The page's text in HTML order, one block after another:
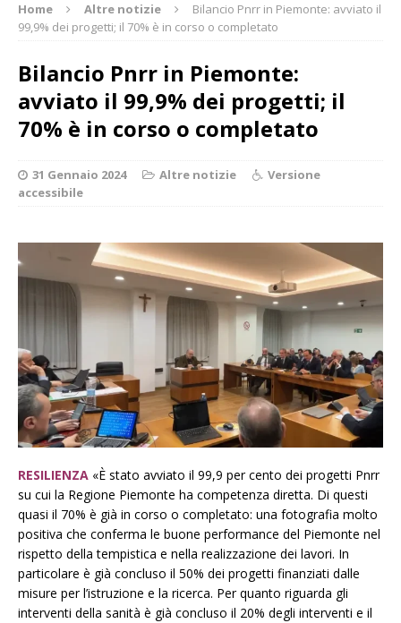
Home Altre notizie
Bilancio Pnrr in Piemonte: avviato il
99,9% dei progetti; il 70% è in corso o completato
Bilancio Pnrr in Piemonte:
avviato il 99,9% dei progetti; il
70% è in corso o completato
31 Gennaio 2024 Altre notizie
Versione
accessibile
RESILIENZA «È stato avviato il 99,9 per cento dei progetti Pnrr
su cui la Regione Piemonte ha competenza diretta. Di questi
quasi il 70% è già in corso o completato: una fotografia molto
positiva che conferma le buone performance del Piemonte nel
rispetto della tempistica e nella realizzazione dei lavori. In
particolare è già concluso il 50% dei progetti finanziati dalle
misure per l’istruzione e la ricerca. Per quanto riguarda gli
interventi della sanità è già concluso il 20% degli interventi e il